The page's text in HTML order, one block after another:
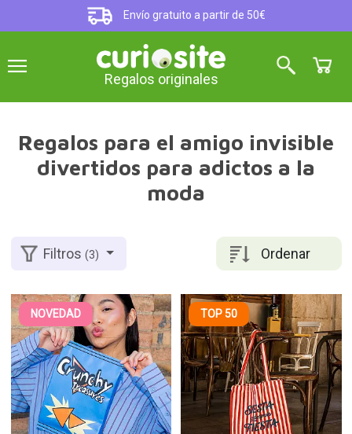
Envío gratuito a partir de 50€
Regalos originales
Regalos para el amigo invisible
divertidos para adictos a la
moda
Ordenar
Filtros(3)
NOVEDAD TOP 50